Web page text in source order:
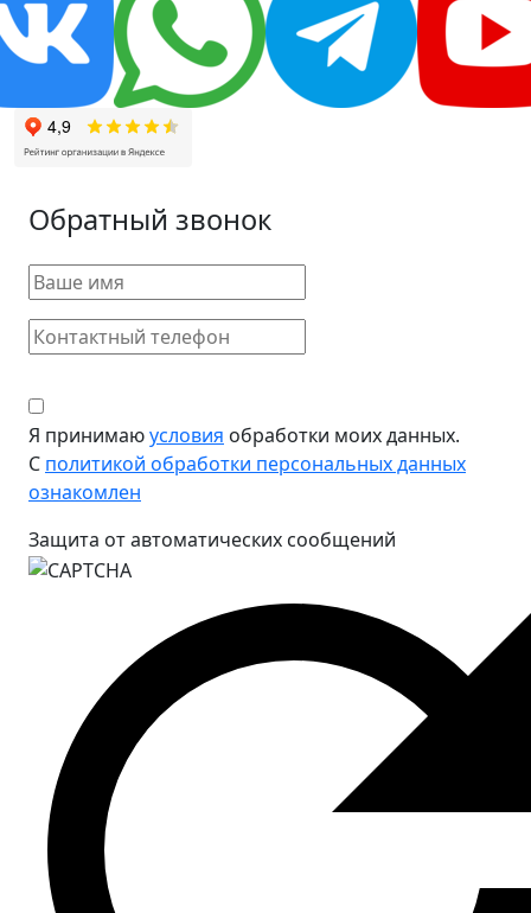
Обратный звонок
Я принимаюусловия обработки моих данных.
С политикой обработки персональных данных
ознакомлен
Защита от автоматических сообщений